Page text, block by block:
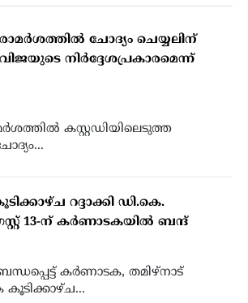
ചോദ്യം ചെയ്യലിന്
നിർദ്ദേശപ്രകാരമെന്ന്
കസ്റ്റഡിയിലെടുത്ത
റദ്ദാക്കി ഡി.കെ.
13-ന് കർണാടകയിൽ ബന്ദ്
കർണാടക, തമിഴ്‌നാട്
കൂടിക്കാഴ്ച...